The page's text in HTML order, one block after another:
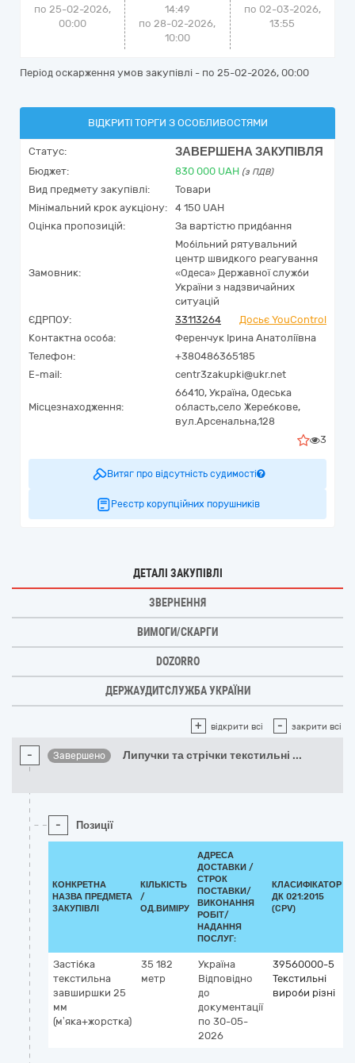
по 25-02-2026,
00:00
14:49
по 28-02-2026,
10:00
по 02-03-2026,
13:55
Період оскарження умов закупівлі - по 25-02-2026, 00:00
ВІДКРИТІ ТОРГИ З ОСОБЛИВОСТЯМИ
Статус: ЗАВЕРШЕНА ЗАКУПІВЛЯ
Бюджет: 830 000 UAH (з ПДВ)
Вид предмету закупівлі:
Товари
Мінімальний крок аукціону:
4 150 UAH
Оцінка пропозицій:
За вартістю придбання
Замовник:
Мобільний рятувальний
центр швидкого реагування
«Одеса» Державної служби
України з надзвичайних
ситуацій
ЄДРПОУ:
33113264
Досьє YouControl
Контактна особа:
Ференчук Ірина Анатоліївна
Телефон:
+380486365185
E-mail:
centr3zakupki@ukr.net
Місцезнаходження:
66410, Україна, Одеська
область,село Жеребкове,
вул.Арсенальна,128
3
Витяг про відсутність судимості
Реєстр корупційних порушників
ДЕТАЛІ ЗАКУПІВЛІ
ЗВЕРНЕННЯ
ВИМОГИ/СКАРГИ
DOZORRO
ДЕРЖАУДИТСЛУЖБА УКРАЇНИ
+ відкрити всі - закрити всі
- Завершено Липучки та стрічки текстильні ...
- Позиції
КОНКРЕТНА
НАЗВА ПРЕДМЕТА
ЗАКУПІВЛІ
КІЛЬКІСТЬ
/
ОД.ВИМІРУ
АДРЕСА
ДОСТАВКИ /
СТРОК
ПОСТАВКИ/
ВИКОНАННЯ
РОБІТ/
НАДАННЯ
ПОСЛУГ:
КЛАСИФІКАТОР
ДК 021:2015
(CPV)
Застібка
текстильна
завширшки 25
мм
(мʼяка+жорстка)
35 182
метр
Україна
Відповідно
до
документації
по 30-05-
2026
39560000-5
Текстильні
вироби різні